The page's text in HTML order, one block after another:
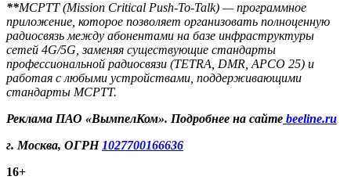
**MCPTT (Mission Critical Push-To-Talk) — программное
приложение, которое позволяет организовать полноценную
радиосвязь между абонентами на базе инфраструктуры
сетей 4G/5G, заменяя существующие стандарты
профессиональной радиосвязи (TETRA, DMR, APCO 25) и
работая с любыми устройствами, поддерживающими
стандарты MCPTT.
Реклама ПАО «ВымпелКом». Подробнее на сайте beeline.ru
г. Москва, ОГРН1027700166636
16+